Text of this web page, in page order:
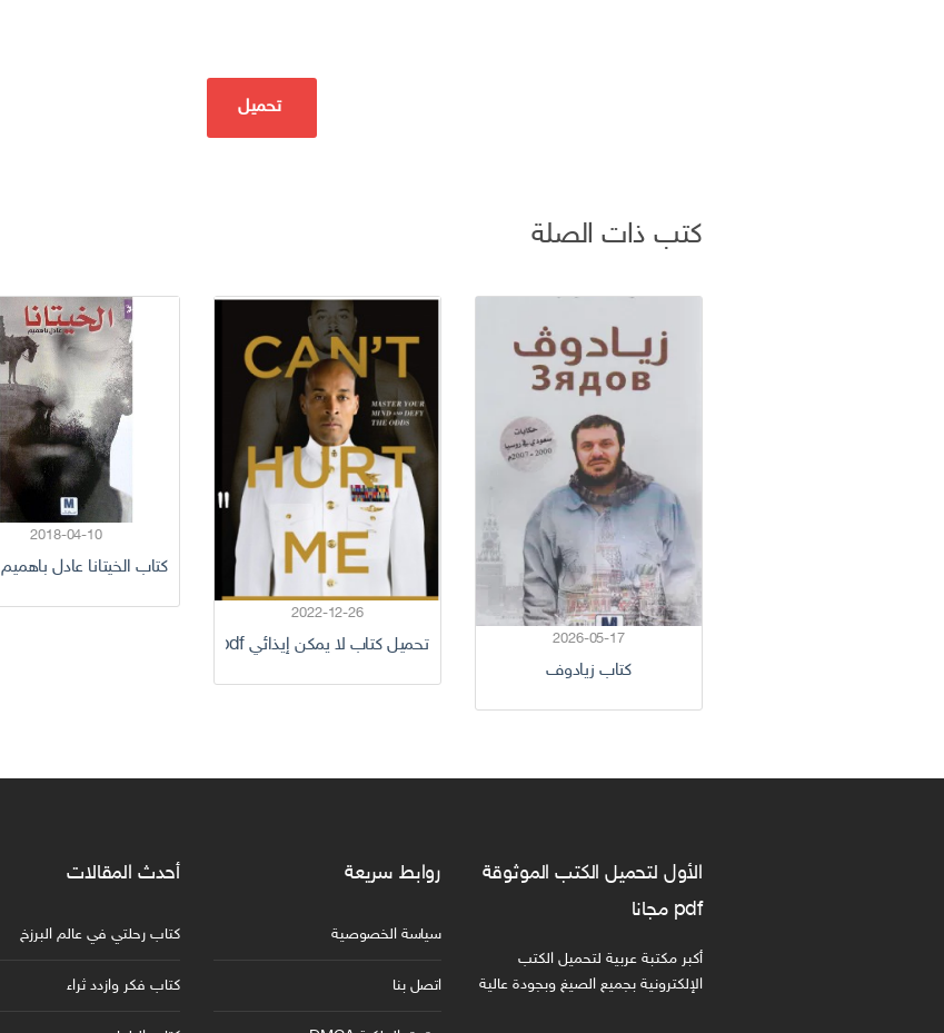
تحميل
كتب ذات الصلة
2026-05-17
كتاب زيادوف
2022-12-26
تحميل كتاب لا يمكن إيذائي pdf للكاتب ديفيد غوغينز
2018-04-10
كتاب الخيتانا عادل باهميم pdf كامل
الأول لتحميل الكتب الموثوقة
pdf مجانا
أكبر مكتبة عربية لتحميل الكتب
الإلكترونية بجميع الصيغ وبجودة عالية
روابط سريعة
سياسة الخصوصية
اتصل بنا
أحدث المقالات
كتاب رحلتي في عالم البرزخ
كتاب فكر وازدد ثراء